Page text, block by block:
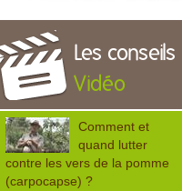
Les conseils
Vidéo
Comment et
quand lutter
contre les vers de la pomme
(carpocapse) ?